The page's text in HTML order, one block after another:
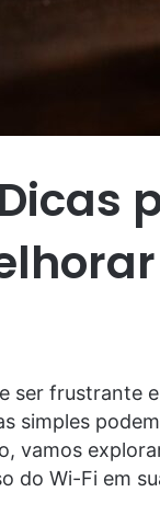
ser frustrante
simples
vamos
do Wi-Fi em